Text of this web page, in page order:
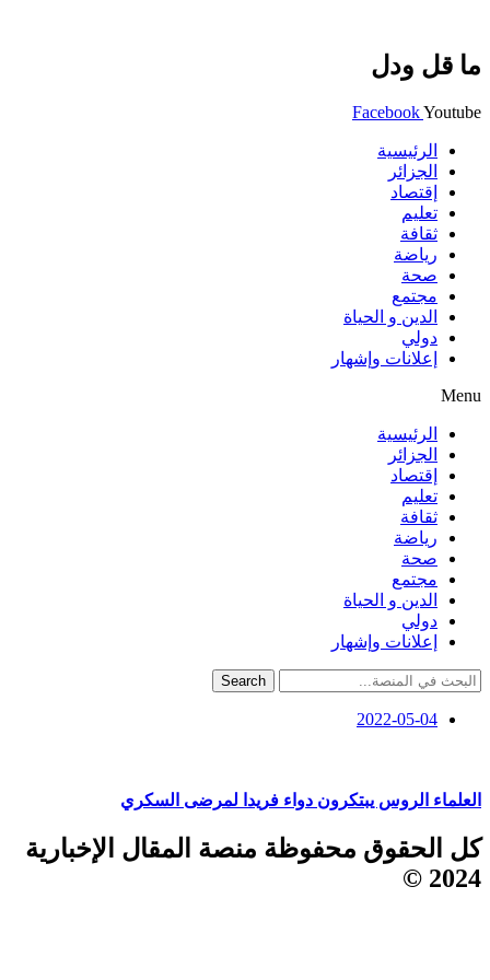
ما قل ودل
FacebookYoutube
الرئيسية
الجزائر
إقتصاد
تعليم
ثقافة
رياضة
صحة
مجتمع
الدين و الحياة
دولي
إعلانات وإشهار
Menu
الرئيسية
الجزائر
إقتصاد
تعليم
ثقافة
رياضة
صحة
مجتمع
الدين و الحياة
دولي
إعلانات وإشهار
Search
2022-05-04
العلماء الروس يبتكرون دواء فريدا لمرضى السكري
كل الحقوق محفوظة منصة المقال الإخبارية
2024 ©